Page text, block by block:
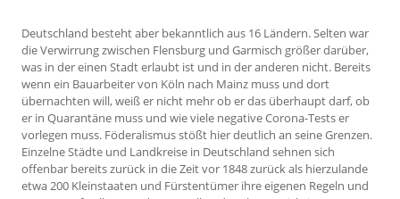
Deutschland besteht aber bekanntlich aus 16 Ländern. Selten war
die Verwirrung zwischen Flensburg und Garmisch größer darüber,
was in der einen Stadt erlaubt ist und in der anderen nicht. Bereits
wenn ein Bauarbeiter von Köln nach Mainz muss und dort
übernachten will, weiß er nicht mehr ob er das überhaupt darf, ob
er in Quarantäne muss und wie viele negative Corona-Tests er
vorlegen muss. Föderalismus stößt hier deutlich an seine Grenzen.
Einzelne Städte und Landkreise in Deutschland sehnen sich
offenbar bereits zurück in die Zeit vor 1848 zurück als hierzulande
etwa 200 Kleinstaaten und Fürstentümer ihre eigenen Regeln und